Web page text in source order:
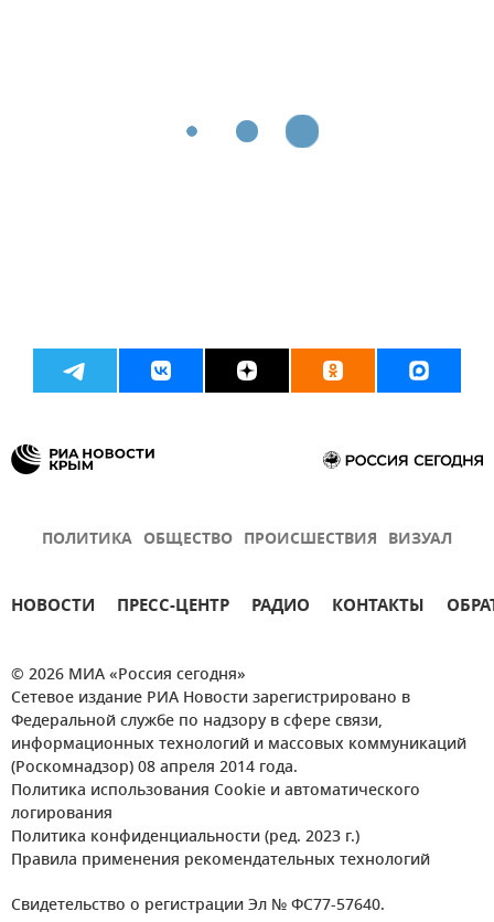
ПОЛИТИКА ОБЩЕСТВО ПРОИСШЕСТВИЯ ВИЗУАЛ
НОВОСТИ ПРЕСС-ЦЕНТР РАДИО КОНТАКТЫ
© 2026 МИА «Россия сегодня»
Сетевое издание РИА Новости зарегистрировано в
Федеральной службе по надзору в сфере связи,
информационных технологий и массовых коммуникаций
(Роскомнадзор) 08 апреля 2014 года.
Политика использования Cookie и автоматического
логирования
Политика конфиденциальности (ред. 2023 г.)
Правила применения рекомендательных технологий
Свидетельство о регистрации Эл № ФС77-57640.